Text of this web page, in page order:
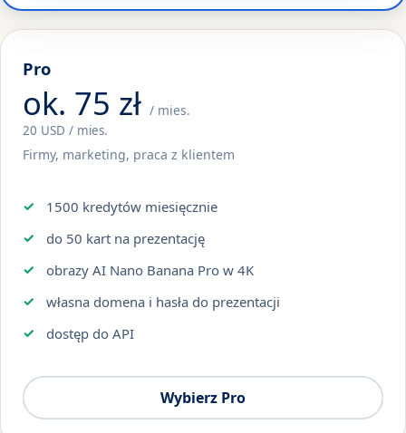
Pro
ok. 75 zł / mies.
20 USD / mies.
Firmy, marketing, praca z klientem
1500 kredytów miesięcznie
do 50 kart na prezentację
obrazy AI Nano Banana Pro w 4K
własna domena i hasła do prezentacji
dostęp do API
Wybierz Pro